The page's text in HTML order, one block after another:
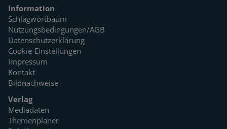
Information
Schlagwortbaum
Nutzungsbedingungen/AGB
Datenschutzerklärung
Cookie-Einstellungen
Impressum
Kontakt
Bildnachweise
Verlag
Mediadaten
Themenplaner